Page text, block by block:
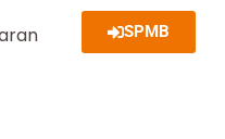
SPMB